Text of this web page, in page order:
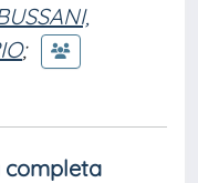
;
completa